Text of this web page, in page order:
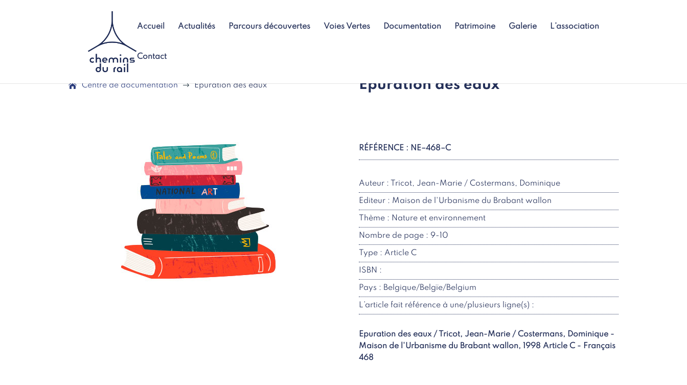
Accueil Actualités Parcours découvertes Voies Vertes Documentation Patrimoine Galerie L’association
Contact
Centre de documentation $ Epuration des eaux Epuration des eaux
RÉFÉRENCE : NE–468–C
Auteur : Tricot, Jean-Marie / Costermans, Dominique
Editeur : Maison de l'Urbanisme du Brabant wallon
Thème : Nature et environnement
Nombre de page : 9-10
Type : Article C
ISBN :
Pays : Belgique/Belgïe/Belgium
L’article fait référence à une/plusieurs ligne(s) :
Epuration des eaux / Tricot, Jean-Marie / Costermans, Dominique -
Maison de l'Urbanisme du Brabant wallon, 1998 Article C - Français
468